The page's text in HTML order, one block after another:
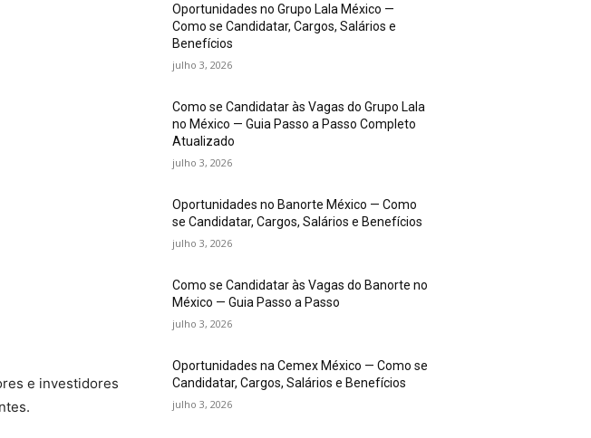
e investidores
Oportunidades no Grupo Lala México —
Como se Candidatar, Cargos, Salários e
Benefícios
julho 3, 2026
Como se Candidatar às Vagas do Grupo Lala
no México — Guia Passo a Passo Completo
Atualizado
julho 3, 2026
Oportunidades no Banorte México — Como
se Candidatar, Cargos, Salários e Benefícios
julho 3, 2026
Como se Candidatar às Vagas do Banorte no
México — Guia Passo a Passo
julho 3, 2026
Oportunidades na Cemex México — Como se
Candidatar, Cargos, Salários e Benefícios
julho 3, 2026